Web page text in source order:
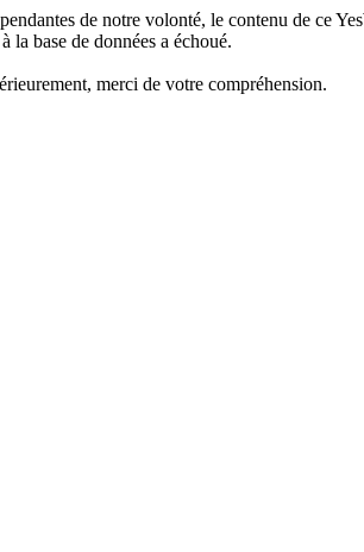
de notre volonté, le contenu de ce
la base de données a échoué.
merci de votre compréhension.